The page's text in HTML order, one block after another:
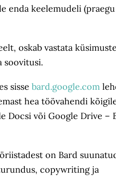
enda keelemudeli (praegu
oskab vastata
soovitusi.
sisse bard.google.com
hea töövahendi
Docsi või Google Drive –
on Bard
copywriting ja